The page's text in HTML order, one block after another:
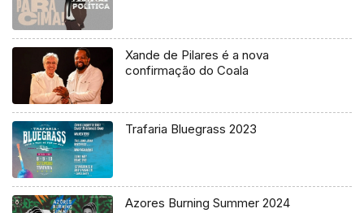
Xande de Pilares é a nova
confirmação do Coala
Trafaria Bluegrass 2023
Azores Burning Summer 2024